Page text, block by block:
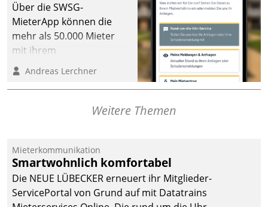
Über die SWSG-
MieterApp können die
mehr als 50.000 Mieter
mit ihrem
Wohnungsunternehmen
kommunizieren, auf dem
Laufenden bleiben, Daten
einsehen und ändern
abgeben – rund um die
Uhr.
Andreas Lerchner
Weitere Themen
Mieterkommunikation
Smartwohnlich komfortabel
Die NEUE LÜBECKER erneuert ihr Mitglieder-
ServicePortal von Grund auf mit Datatrains